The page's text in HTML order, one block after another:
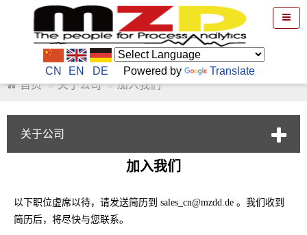
CN EN DE Powered by
Translate
首页
关于公司 加入我们
关于公司
加入我们
以下职位虚席以待，请发送简历到 sales_cn@mzdd.de 。我们收到
简历后，将尽快与您联系。